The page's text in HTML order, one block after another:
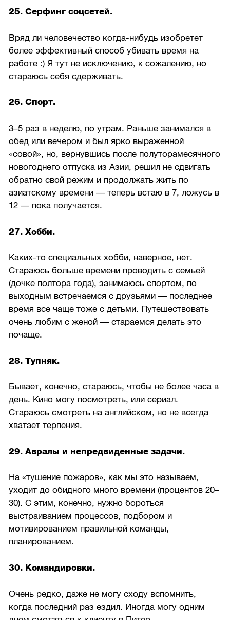
25. Серфинг соцсетей.
Вряд ли человечество когда-нибудь изобретет
более эффективный способ убивать время на
работе :) Я тут не исключению, к сожалению, но
стараюсь себя сдерживать.
26. Спорт.
3–5 раз в неделю, по утрам. Раньше занимался в
обед или вечером и был ярко выраженной
«совой», но, вернувшись после полуторамесячного
новогоднего отпуска из Азии, решил не сдвигать
обратно свой режим и продолжать жить по
азиатскому времени — теперь встаю в 7, ложусь в
12 — пока получается.
27. Хобби.
Каких-то специальных хобби, наверное, нет.
Стараюсь больше времени проводить с семьей
(дочке полтора года), занимаюсь спортом, по
выходным встречаемся с друзьями — последнее
время все чаще тоже с детьми. Путешествовать
очень любим с женой — стараемся делать это
почаще.
28. Тупняк.
Бывает, конечно, стараюсь, чтобы не более часа в
день. Кино могу посмотреть, или сериал.
Стараюсь смотреть на английском, но не всегда
хватает терпения.
29. Авралы и непредвиденные задачи.
На «тушение пожаров», как мы это называем,
уходит до обидного много времени (процентов 20–
30). С этим, конечно, нужно бороться
выстраиванием процессов, подбором и
мотивированием правильной команды,
планированием.
30. Командировки.
Очень редко, даже не могу сходу вспомнить,
когда последний раз ездил. Иногда могу одним